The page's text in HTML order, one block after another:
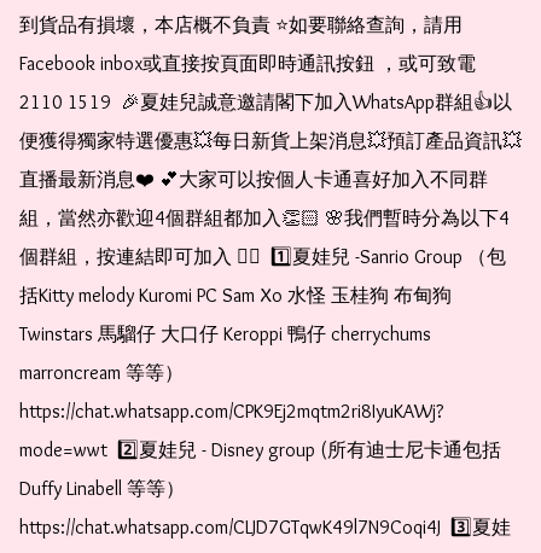
到貨品有損壞，本店概不負責 ⭐️如要聯絡查詢，請用
Facebook inbox或直接按頁面即時通訊按鈕 ，或可致電
2110 1519  🎉夏娃兒誠意邀請閣下加入WhatsApp群組👍以
便獲得獨家特選優惠💥每日新貨上架消息💥預訂產品資訊💥
直播最新消息❤️ 💕大家可以按個人卡通喜好加入不同群
組，當然亦歡迎4個群組都加入👏🏻 🌸我們暫時分為以下4
個群組，按連結即可加入 👇🏻  1️⃣夏娃兒 -Sanrio Group （包
括Kitty melody Kuromi PC Sam Xo 水怪 玉桂狗 布甸狗
Twinstars 馬騮仔 大口仔 Keroppi 鴨仔 cherrychums
marroncream 等等）
https://chat.whatsapp.com/CPK9Ej2mqtm2ri8IyuKAWj?
mode=wwt  2️⃣夏娃兒 - Disney group (所有迪士尼卡通包括
Duffy Linabell 等等）
https://chat.whatsapp.com/CLJD7GTqwK49l7N9Coqi4J  3️⃣夏娃